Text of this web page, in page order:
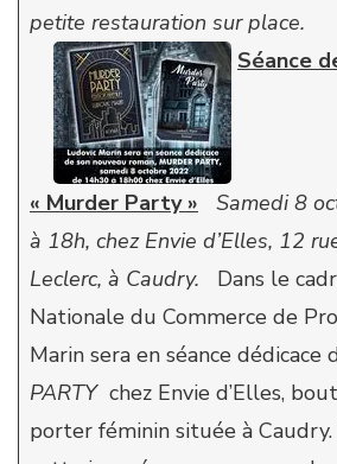
petite restauration sur place.
Séance
« Murder Party »
Samedi 8
à 18h, chez Envie d’Elles, 12
Leclerc, à Caudry. Dans le
Nationale du Commerce de
Marin sera en séance dédicace
PARTYchez Envie d’Elles,
porter féminin située à